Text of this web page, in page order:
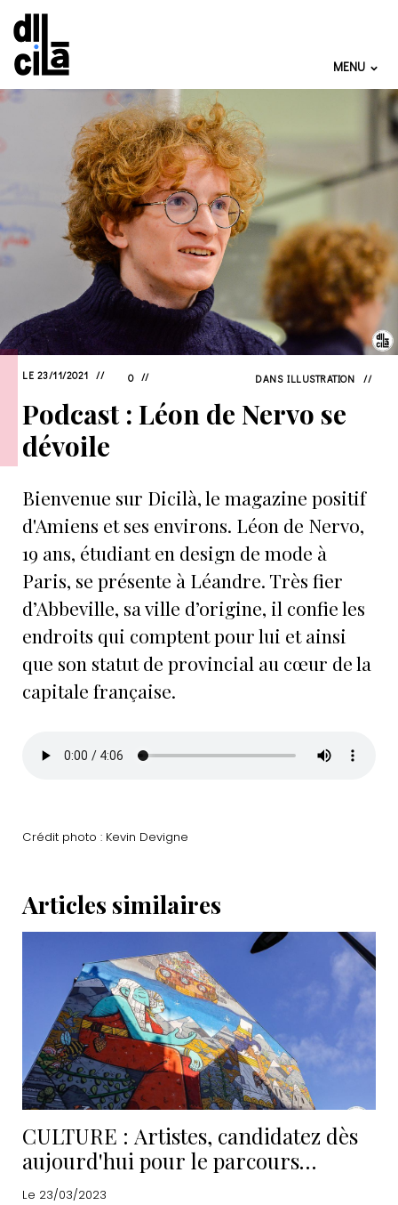
MENU
LE 23/11/2021 0 DANS ILLUSTRATION
Podcast : Léon de Nervo se
dévoile
Bienvenue sur Dicilà, le magazine positif
d'Amiens et ses environs. Léon de Nervo,
19 ans, étudiant en design de mode à
Paris, se présente à Léandre. Très fier
d’Abbeville, sa ville d’origine, il confie les
endroits qui comptent pour lui et ainsi
que son statut de provincial au cœur de la
capitale française.
Crédit photo : Kevin Devigne
Articles similaires
CULTURE : Artistes, candidatez dès
aujourd'hui pour le parcours
IC.ON.IC 2023
Le 23/03/2023